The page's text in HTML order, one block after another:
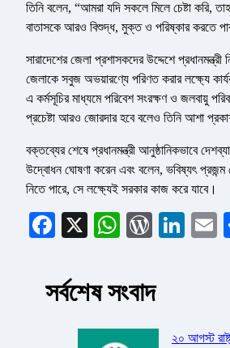
তিনি বলেন, “আমরা যদি সকলে মিলে চেষ্টা করি,
বাতাসকে আরও বিশুদ্ধ, মুক্ত ও পরিষ্কার করতে
সারাদেশের জেলা প্রশাসকদের উদ্দেশে প্রধানমন্ত্রী
জেলাকে সবুজ অভয়ারণ্যে পরিণত করার লক্ষ্যে
এ কর্মসূচির মাধ্যমে পরিবেশ সংরক্ষণ ও জলবায়ু
প্রচেষ্টা আরও জোরদার হবে বলেও তিনি আশা
বক্তব্যের শেষে প্রধানমন্ত্রী আনুষ্ঠানিকভাবে
উদ্বোধন ঘোষণা করেন এবং বলেন, ভবিষ্যৎ প্রজন্ম
নিতে পারে, সে লক্ষ্যেই সরকার কাজ করে যাবে।
Facebook
X WhatsApp
সর্বশেষ সংবাদ
২০ আগস্ট